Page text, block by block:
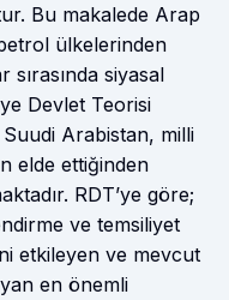
Bu makalede Arap
ülkelerinden
sırasında siyasal
Devlet Teorisi
Suudi Arabistan, milli
elde ettiğinden
RDT’ye göre;
ve temsiliyet
etkileyen ve mevcut
en önemli